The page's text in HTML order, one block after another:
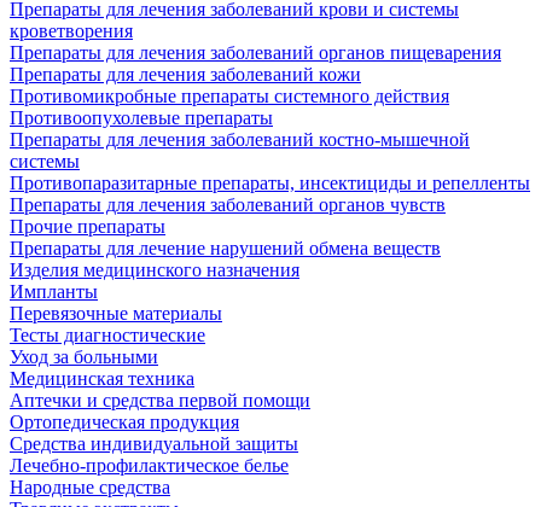
Препараты для лечения заболеваний крови и системы
кроветворения
Препараты для лечения заболеваний органов пищеварения
Препараты для лечения заболеваний кожи
Противомикробные препараты системного действия
Противоопухолевые препараты
Препараты для лечения заболеваний костно-мышечной
системы
Противопаразитарные препараты, инсектициды и репелленты
Препараты для лечения заболеваний органов чувств
Прочие препараты
Препараты для лечение нарушений обмена веществ
Изделия медицинского назначения
Импланты
Перевязочные материалы
Тесты диагностические
Уход за больными
Медицинская техника
Аптечки и средства первой помощи
Ортопедическая продукция
Средства индивидуальной защиты
Лечебно-профилактическое белье
Народные средства